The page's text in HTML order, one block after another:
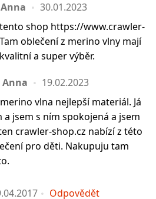
Anna
30.01.2023
shop https://www.crawler-
oblečení z merino vlny mají
a super výběr.
Anna
19.02.2023
vlna nejlepší materiál. Já
a jsem s ním spokojená a jsem
crawler-shop.cz nabízí z této
pro děti. Nakupuju tam
Odpovědět